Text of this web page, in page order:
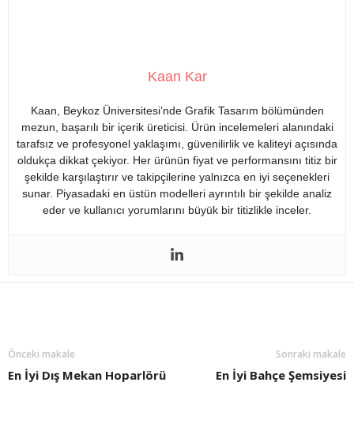
Kaan Kar
Kaan, Beykoz Üniversitesi’nde Grafik Tasarım bölümünden
mezun, başarılı bir içerik üreticisi. Ürün incelemeleri alanındaki
tarafsız ve profesyonel yaklaşımı, güvenilirlik ve kaliteyi açısında
oldukça dikkat çekiyor. Her ürünün fiyat ve performansını titiz bir
şekilde karşılaştırır ve takipçilerine yalnızca en iyi seçenekleri
sunar. Piyasadaki en üstün modelleri ayrıntılı bir şekilde analiz
eder ve kullanıcı yorumlarını büyük bir titizlikle inceler.
Önceki makale
En İyi Dış Mekan Hoparlörü
Sonraki makale
En İyi Bahçe Şemsiyesi